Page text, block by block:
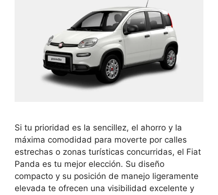
Si tu prioridad es la sencillez, el ahorro y la
máxima comodidad para moverte por calles
estrechas o zonas turísticas concurridas, el Fiat
Panda es tu mejor elección. Su diseño
compacto y su posición de manejo ligeramente
elevada te ofrecen una visibilidad excelente y